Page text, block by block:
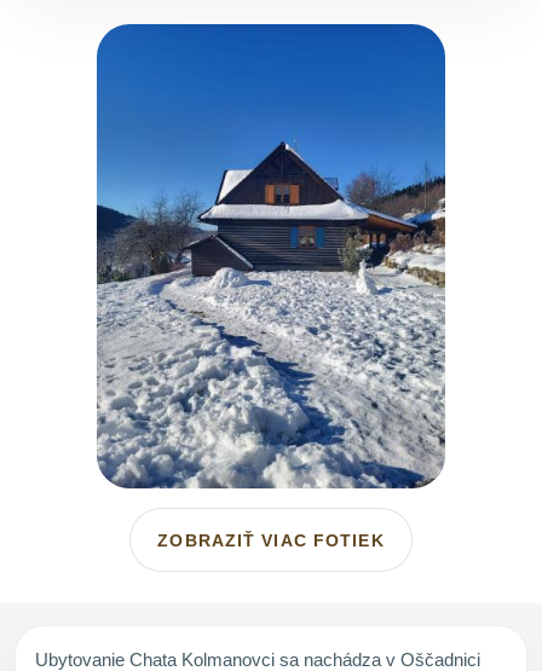
ZOBRAZIŤ VIAC FOTIEK
Ubytovanie Chata Kolmanovci sa nachádza v Oščadnici